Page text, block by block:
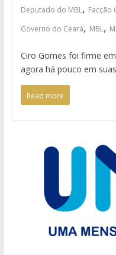
Deputado do MBL, Facção
Governo do Ceará, MBL,
Ciro Gomes foi firme
agora há pouco em
Read more